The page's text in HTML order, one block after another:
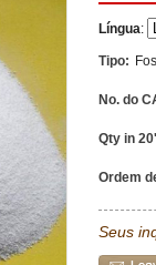
Língua:
Tipo:
No. do
Qty in
Ordem
Seus